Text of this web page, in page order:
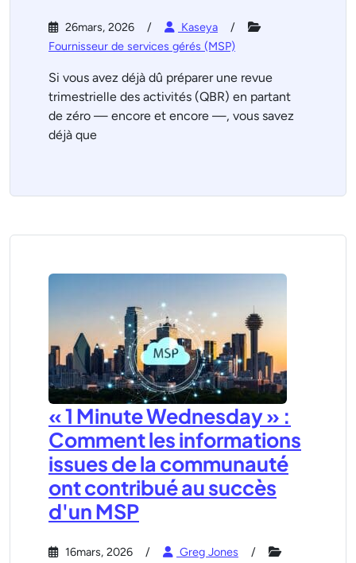
26mars, 2026
Kaseya
Fournisseur de services gérés (MSP)
Si vous avez déjà dû préparer une revue
trimestrielle des activités (QBR) en partant
de zéro — encore et encore —, vous savez
déjà que
« 1 Minute Wednesday » :
Comment les informations
issues de la communauté
ont contribué au succès
d'un MSP
16mars, 2026 Greg Jones